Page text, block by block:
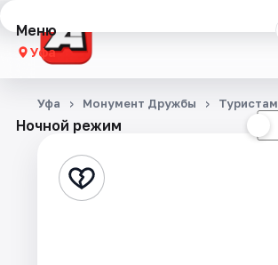
Меню
Уфа
Концерты
Стендап
Ночной режим
Уфа Монумент Дружбы Туристам